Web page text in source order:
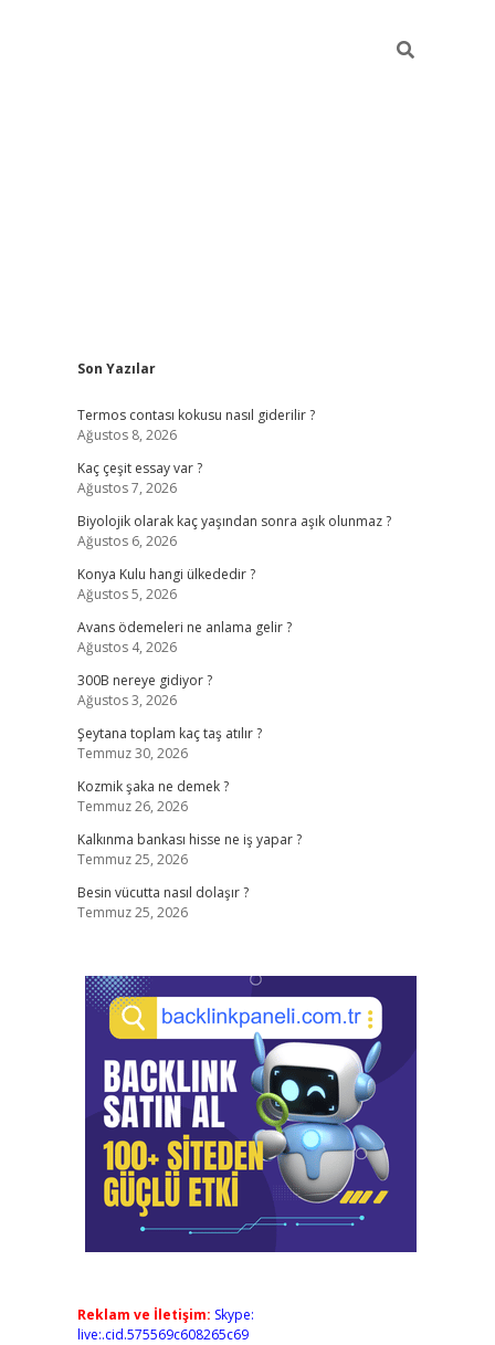
Sidebar
Son Yazılar
Termos contası kokusu nasıl giderilir ?
Ağustos 8, 2026
Kaç çeşit essay var ?
Ağustos 7, 2026
Biyolojik olarak kaç yaşından sonra aşık olunmaz ?
Ağustos 6, 2026
Konya Kulu hangi ülkededir ?
Ağustos 5, 2026
Avans ödemeleri ne anlama gelir ?
Ağustos 4, 2026
300B nereye gidiyor ?
Ağustos 3, 2026
Şeytana toplam kaç taş atılır ?
Temmuz 30, 2026
Kozmik şaka ne demek ?
Temmuz 26, 2026
Kalkınma bankası hisse ne iş yapar ?
Temmuz 25, 2026
Besin vücutta nasıl dolaşır ?
Temmuz 25, 2026
Reklam ve İletişim: Skype:
live:.cid.575569c608265c69